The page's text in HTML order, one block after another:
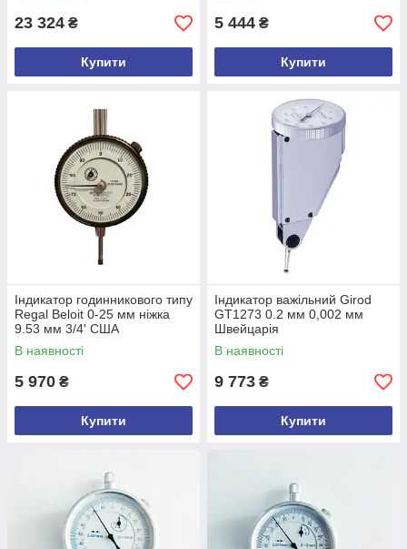
23 324 ₴
Купити
5 444 ₴
Купити
Індикатор годинникового типу
Regal Beloit 0-25 мм ніжка
9.53 мм 3/4' США
В наявності
5 970 ₴
Купити
Індикатор важільний Girod
GT1273 0.2 мм 0,002 мм
Швейцарія
В наявності
9 773 ₴
Купити